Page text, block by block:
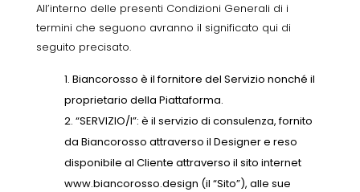
All’interno delle presenti Condizioni Generali di i
termini che seguono avranno il significato qui di
seguito precisato.
Biancorosso è il fornitore del Servizio nonché il
proprietario della Piattaforma.
“SERVIZIO/I”: è il servizio di consulenza, fornito
da Biancorosso attraverso il Designer e reso
disponibile al Cliente attraverso il sito internet
www.biancorosso.design (il “Sito”), alle sue